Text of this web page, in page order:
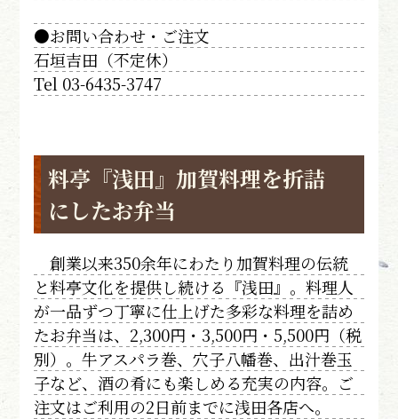
●お問い合わせ・ご注文
石垣吉田（不定休）
Tel 03-6435-3747
料亭『浅田』加賀料理を折詰
にしたお弁当
創業以来350余年にわたり加賀料理の伝統
と料亭文化を提供し続ける『浅田』。料理人
が一品ずつ丁寧に仕上げた多彩な料理を詰め
たお弁当は、2,300円・3,500円・5,500円（税
別）。牛アスパラ巻、穴子八幡巻、出汁巻玉
子など、酒の肴にも楽しめる充実の内容。ご
注文はご利用の2日前までに浅田各店へ。